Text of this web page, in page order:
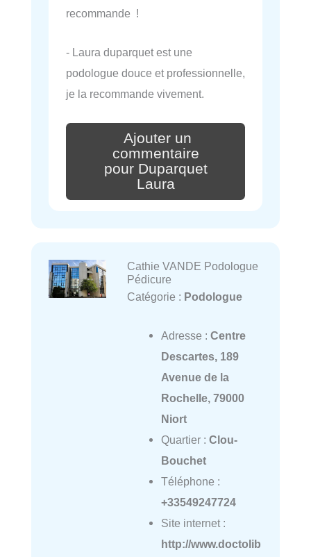
recommande !
- Laura duparquet est une
podologue douce et professionnelle,
je la recommande vivement.
Ajouter un
commentaire
pour Duparquet
Laura
Cathie VANDE Podologue
Pédicure
Catégorie : Podologue
Adresse : Centre
Descartes, 189
Avenue de la
Rochelle, 79000
Niort
Quartier : Clou-
Bouchet
Téléphone :
+33549247724
Site internet :
http://www.doctolib